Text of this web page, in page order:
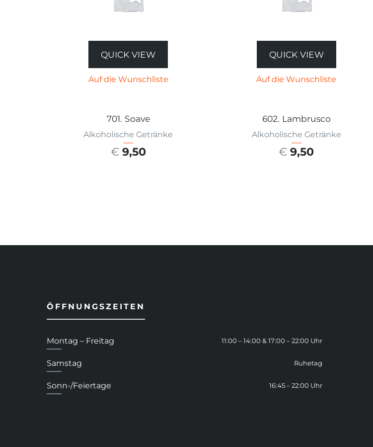
QUICK VIEW
Auf die Wunschliste
701. Soave
Alkoholische Getränke
€ 9,50
QUICK VIEW
Auf die Wunschliste
602. Lambrusco
Alkoholische Getränke
€ 9,50
ÖFFNUNGSZEITEN
Montag – Freitag 11:00 – 14:00 & 17:00 – 22:00 Uhr
Samstag Ruhetag
Sonn-/Feiertage 16:45 – 22:00 Uhr